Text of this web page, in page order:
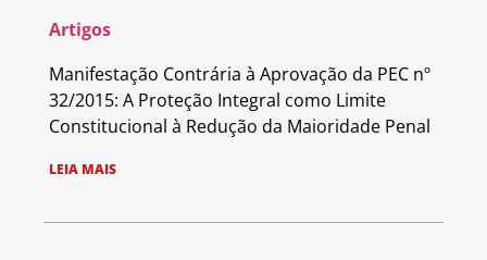
Artigos
Manifestação Contrária à Aprovação da PEC nº
32/2015: A Proteção Integral como Limite
Constitucional à Redução da Maioridade Penal
LEIA MAIS